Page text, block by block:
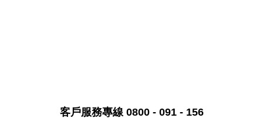
客戶服務專線 0800 - 091 - 156